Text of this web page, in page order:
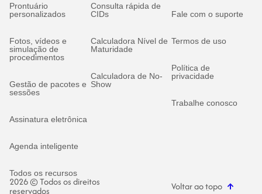
Prontuário
personalizados
Fotos, vídeos e
simulação de
procedimentos
Gestão de pacotes e
sessões
Assinatura eletrônica
Agenda inteligente
Todos os recursos
Consulta rápida de
CIDs
Calculadora Nível de
Maturidade
Calculadora de No-
Show
Fale com o suporte
Termos de uso
Política de
privacidade
Trabalhe conosco
2026 © Todos os direitos
reservados Voltar ao topo